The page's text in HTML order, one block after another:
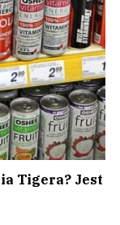
Tigera? Jest